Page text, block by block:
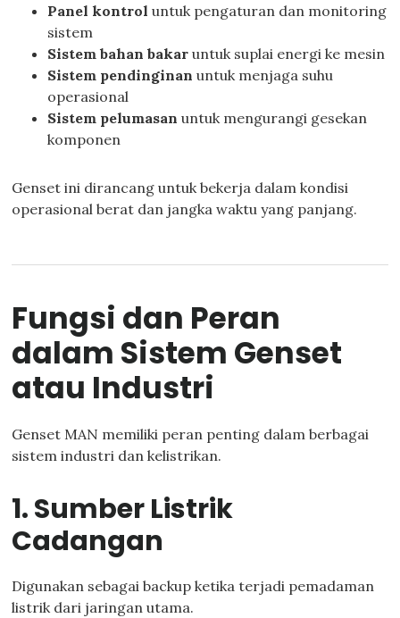
Panel kontrol untuk pengaturan dan monitoring
sistem
Sistem bahan bakar untuk suplai energi ke mesin
Sistem pendinginan untuk menjaga suhu
operasional
Sistem pelumasan untuk mengurangi gesekan
komponen
Genset ini dirancang untuk bekerja dalam kondisi
operasional berat dan jangka waktu yang panjang.
Fungsi dan Peran
dalam Sistem Genset
atau Industri
Genset MAN memiliki peran penting dalam berbagai
sistem industri dan kelistrikan.
1. Sumber Listrik
Cadangan
Digunakan sebagai backup ketika terjadi pemadaman
listrik dari jaringan utama.